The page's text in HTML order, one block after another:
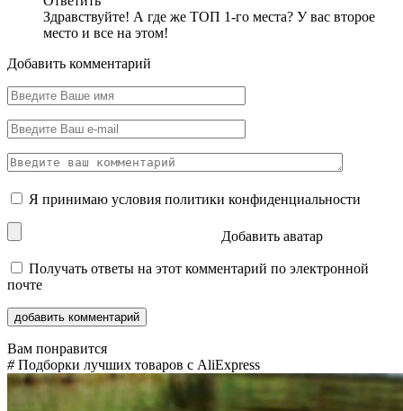
Здравствуйте! А где же ТОП 1-го места? У вас второе
место и все на этом!
Добавить комментарий
Я принимаю условия политики конфиденциальности
Добавить аватар
Получать ответы на этот комментарий по электронной
почте
Вам понравится
# Подборки лучших товаров с AliExpress